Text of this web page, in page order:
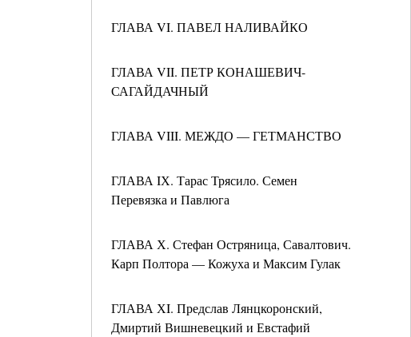
ГЛАВА VI. ПАВЕЛ НАЛИВАЙКО
ГЛАВА VII. ПЕТР КОНАШЕВИЧ-
САГАЙДАЧНЫЙ
ГЛАВА VIII. МЕЖДО — ГЕТМАНСТВО
ГЛАВА IХ. Тарас Трясило. Семен
Перевязка и Павлюга
ГЛАВА Х. Стефан Остряница, Савалтович.
Карп Полтора — Кожуха и Максим Гулак
ГЛАВА ХI. Предслав Лянцкоронский,
Дмиртий Вишневецкий и Евстафий